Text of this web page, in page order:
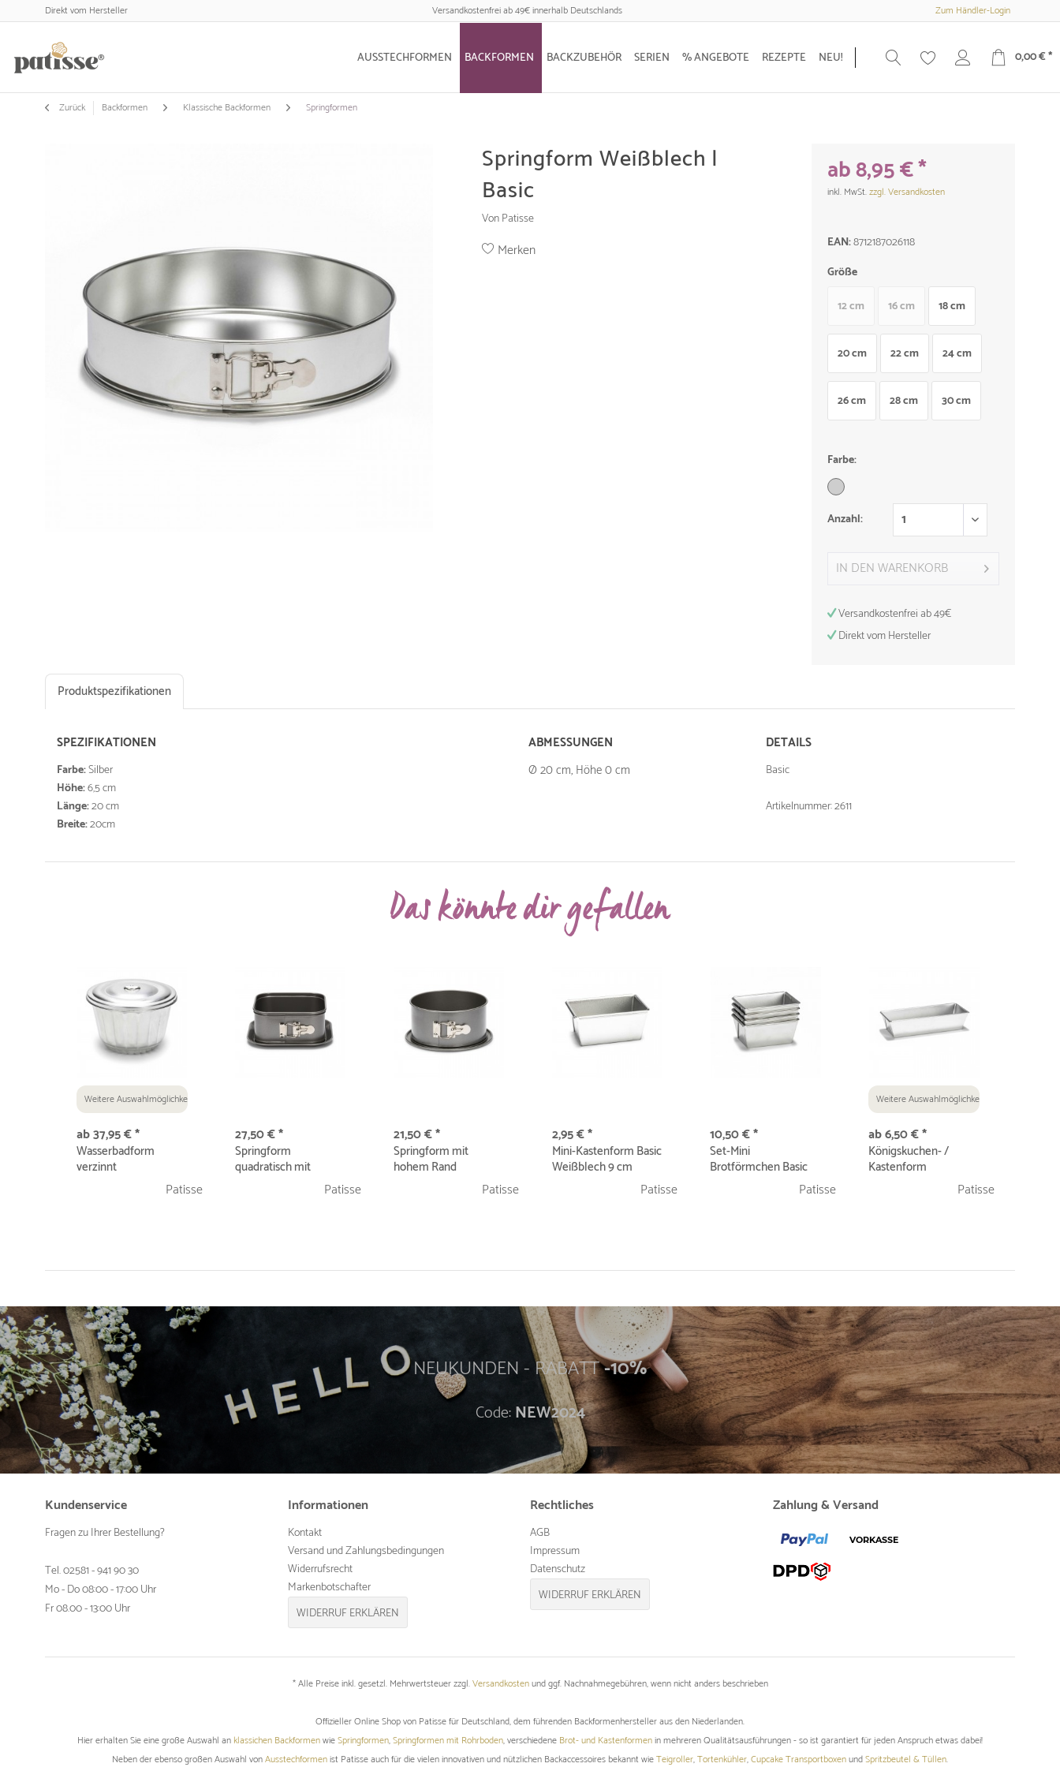
Direkt vom Hersteller Versandkostenfrei ab 49€ innerhalb Deutschlands Zum Händler-Login
AUSSTECHFORMEN BACKFORMEN BACKZUBEHÖR SERIEN % ANGEBOTE REZEPTE NEU! 0,00 € *
Zurück Backformen Klassische Backformen Springformen
Springform Weißblech |
Basic
Von Patisse
Merken
ab 8,95 € *
inkl. MwSt.zzgl. Versandkosten
EAN:8712187026118
Größe
12 cm
16 cm 18 cm
20 cm 22 cm 24 cm
26 cm 28 cm 30 cm
Farbe:
Anzahl:
IN DENWARENKORB
Versandkostenfrei ab 49€
Direkt vom Hersteller
Produktspezifikationen
SPEZIFIKATIONEN
Farbe:Silber
Höhe:6,5 cm
Länge:20 cm
Breite:20cm
ABMESSUNGEN
Ø 20 cm, Höhe 0 cm
DETAILS
Basic
Artikelnummer: 2611
Das könnte dir gefallen
Weitere Auswahlmöglichkeiten
ab 37,95 € *
Wasserbadform
verzinnt
Patisse
27,50 € *
Springform
quadratisch mit
hohem Rand 18 x 18...Patisse
21,50 € *
Springform mit
hohem Rand
Patisse
2,95 € *
Mini-Kastenform Basic
Weißblech 9 cm
Patisse
10,50 € *
Set-Mini
Brotförmchen Basic
Weißblech 9cm 4-Patisse
Weitere Auswahlmöglichkeiten
ab 6,50 € *
Königskuchen- /
Kastenform
Patisse
NEUKUNDEN - RABATT-10%
Code:NEW2024
Kundenservice
Fragen zu Ihrer Bestellung?
Tel. 02581 - 941 90 30
Mo - Do 08:00 - 17:00 Uhr
Fr 08.00 - 13:00 Uhr
Informationen
Kontakt
Versand und Zahlungsbedingungen
Widerrufsrecht
Markenbotschafter
WIDERRUF ERKLÄREN
Rechtliches
AGB
Impressum
Datenschutz
WIDERRUF ERKLÄREN
Zahlung & Versand
* Alle Preise inkl. gesetzl. Mehrwertsteuer zzgl.Versandkostenund ggf. Nachnahmegebühren, wenn nicht anders beschrieben
Offizieller Online Shop von Patisse für Deutschland, dem führenden Backformenhersteller aus den Niederlanden.
Hier erhalten Sie eine große Auswahl an klassichen BackformenwieSpringformen,Springformen mit Rohrboden, verschiedene Brot- und Kastenformenin mehreren Qualitätsausführungen - so ist garantiert für jeden Anspruch etwas dabei!
Neben der ebenso großen Auswahl vonAusstechformenist Patisse auch für die vielen innovativen und nützlichen Backaccessoires bekannt wieTeigroller,Tortenkühler,Cupcake TransportboxenundSpritzbeutel & Tüllen.